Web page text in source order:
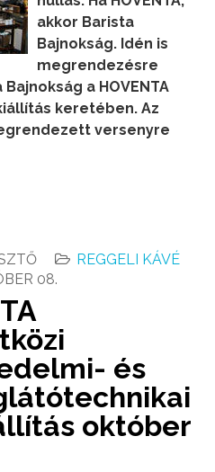
akkor Barista
Bajnokság. Idén is
megrendezésre
a HOVENTA
keretében. Az
versenyre
REGGELI KÁVÉ
08.
és
október